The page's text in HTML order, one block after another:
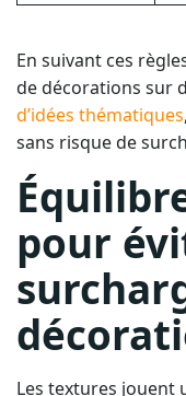
En suivant ces
de décorations sur
d’idées thématiques
sans risque de
pour
Les textures jouent